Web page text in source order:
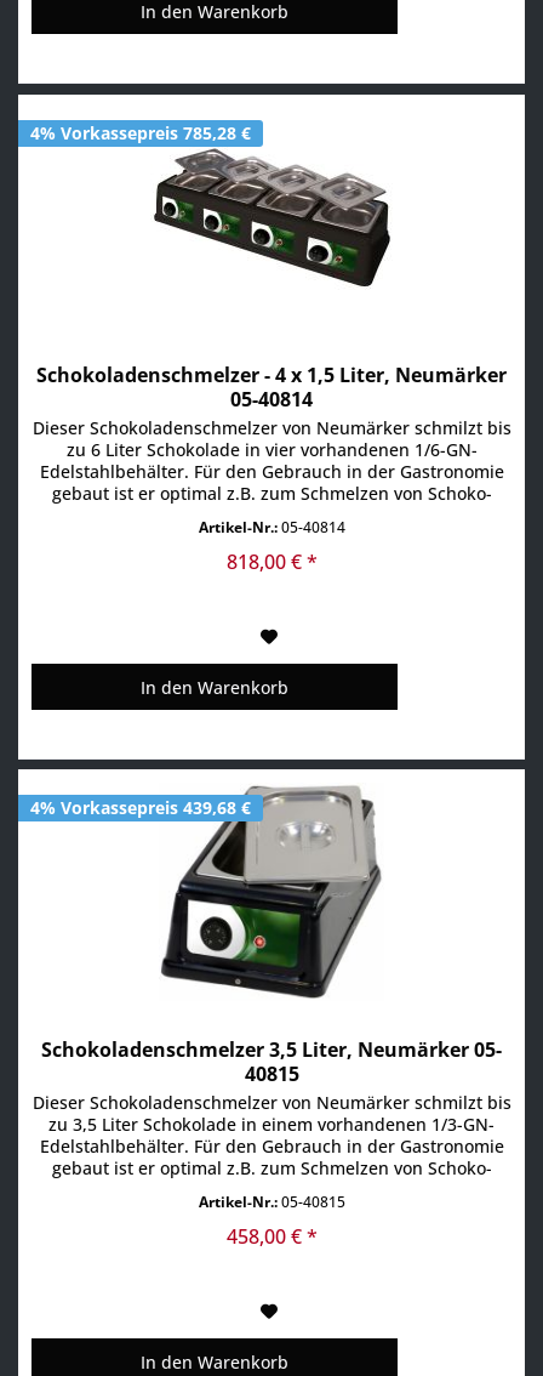
In den Warenkorb
4% Vorkassepreis 785,28 €
Schokoladenschmelzer - 4 x 1,5 Liter, Neumärker
05-40814
Dieser Schokoladenschmelzer von Neumärker schmilzt bis
zu 6 Liter Schokolade in vier vorhandenen 1/6-GN-
Edelstahlbehälter. Für den Gebrauch in der Gastronomie
gebaut ist er optimal z.B. zum Schmelzen von Schoko-
230 V / 320 W Produktdetails: herausnehmbarer
Edelstahlbehälter mit Deckeln der Boden und die Seiten
Artikel-Nr.:05-40814
818,00 € *
In den Warenkorb
4% Vorkassepreis 439,68 €
Schokoladenschmelzer 3,5 Liter, Neumärker 05-
40815
Dieser Schokoladenschmelzer von Neumärker schmilzt bis
zu 3,5 Liter Schokolade in einem vorhandenen 1/3-GN-
Edelstahlbehälter. Für den Gebrauch in der Gastronomie
gebaut ist er optimal z.B. zum Schmelzen von Schoko-
230 V / 80 W Produktdetails: herausnehmbarer
Edelstahlbehälter mit Deckeln der Boden und die Seiten
Artikel-Nr.:05-40815
458,00 € *
In den Warenkorb